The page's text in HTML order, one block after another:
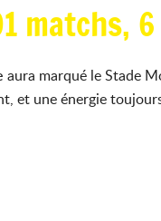
matchs,
aura marqué le Stade
et une énergie